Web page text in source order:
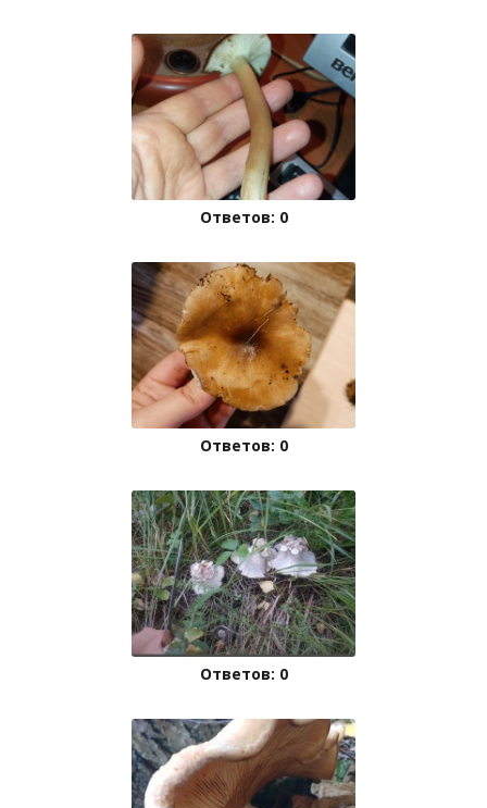
Ответов: 0
Ответов: 0
Ответов: 0